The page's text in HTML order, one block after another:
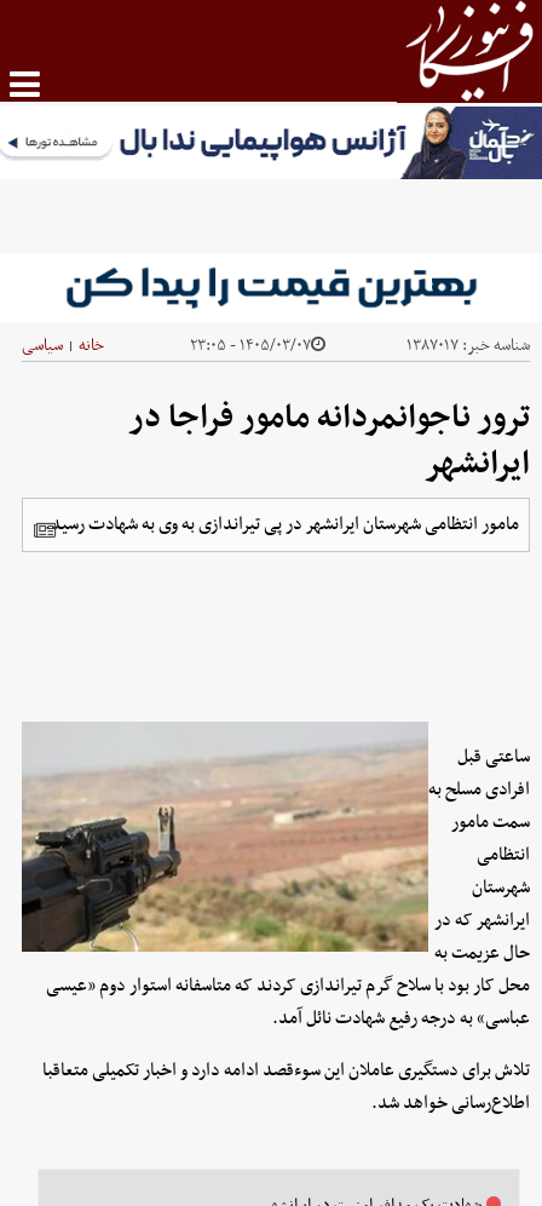
شناسه خبر:۱۳۸۷۰۱۷ ۱۴۰۵/۰۳/۰۷ - ۲۳:۰۵ خانه | سیاسی
ترور ناجوانمردانه مامور فراجا در
ایرانشهر
مامور انتظامی شهرستان ایرانشهر در پی تیراندازی به وی به شهادت رسید.
ساعتی قبل
افرادی مسلح به
سمت مامور
انتظامی
شهرستان
ایرانشهر که در
حال عزیمت به
محل کار بود با سلاح گرم تیراندازی کردند که متاسفانه استوار دوم «عیسی
عباسی» به درجه رفیع شهادت نائل آمد.
تلاش برای دستگیری عاملان این سوءقصد ادامه دارد و اخبار تکمیلی متعاقبا
اطلاع‌رسانی خواهد شد.